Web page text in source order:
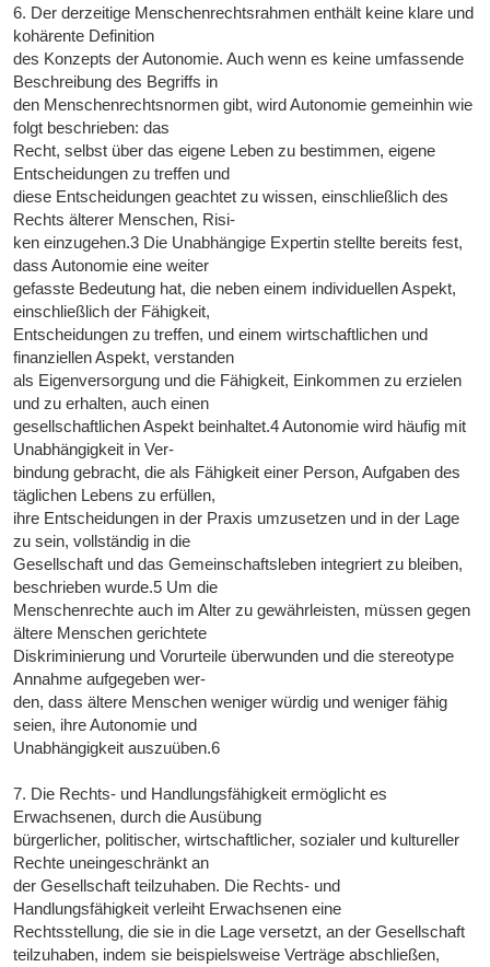
6. Der derzeitige Menschenrechtsrahmen enthält keine klare und
kohärente Definition
des Konzepts der Autonomie. Auch wenn es keine umfassende
Beschreibung des Begriffs in
den Menschenrechtsnormen gibt, wird Autonomie gemeinhin wie
folgt beschrieben: das
Recht, selbst über das eigene Leben zu bestimmen, eigene
Entscheidungen zu treffen und
diese Entscheidungen geachtet zu wissen, einschließlich des
Rechts älterer Menschen, Risi-
ken einzugehen.3 Die Unabhängige Expertin stellte bereits fest,
dass Autonomie eine weiter
gefasste Bedeutung hat, die neben einem individuellen Aspekt,
einschließlich der Fähigkeit,
Entscheidungen zu treffen, und einem wirtschaftlichen und
finanziellen Aspekt, verstanden
als Eigenversorgung und die Fähigkeit, Einkommen zu erzielen
und zu erhalten, auch einen
gesellschaftlichen Aspekt beinhaltet.4 Autonomie wird häufig mit
Unabhängigkeit in Ver-
bindung gebracht, die als Fähigkeit einer Person, Aufgaben des
täglichen Lebens zu erfüllen,
ihre Entscheidungen in der Praxis umzusetzen und in der Lage
zu sein, vollständig in die
Gesellschaft und das Gemeinschaftsleben integriert zu bleiben,
beschrieben wurde.5 Um die
Menschenrechte auch im Alter zu gewährleisten, müssen gegen
ältere Menschen gerichtete
Diskriminierung und Vorurteile überwunden und die stereotype
Annahme aufgegeben wer-
den, dass ältere Menschen weniger würdig und weniger fähig
seien, ihre Autonomie und
Unabhängigkeit auszuüben.6
7. Die Rechts- und Handlungsfähigkeit ermöglicht es
Erwachsenen, durch die Ausübung
bürgerlicher, politischer, wirtschaftlicher, sozialer und kultureller
Rechte uneingeschränkt an
der Gesellschaft teilzuhaben. Die Rechts- und
Handlungsfähigkeit verleiht Erwachsenen eine
Rechtsstellung, die sie in die Lage versetzt, an der Gesellschaft
teilzuhaben, indem sie beispielsweise Verträge abschließen,